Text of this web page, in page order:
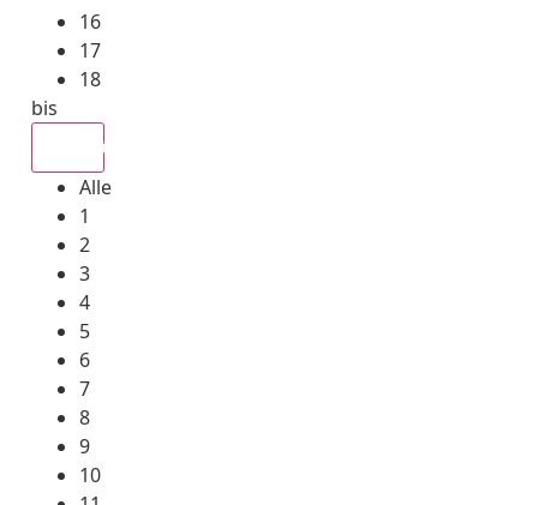
16
17
18
bis
Alle
1
2
3
4
5
6
7
8
9
10